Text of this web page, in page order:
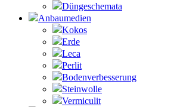
Düngeschemata
Anbaumedien
Kokos
Erde
Leca
Perlit
Bodenverbesserung
Steinwolle
Vermiculit